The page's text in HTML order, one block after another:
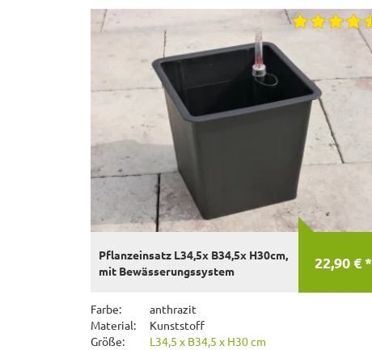
22,90 € *
Pflanzeinsatz L34,5x B34,5x H30cm,
mit Bewässerungssystem
Farbe:
anthrazit
Material:
Kunststoff
Größe:
L34,5 x B34,5 x H30 cm